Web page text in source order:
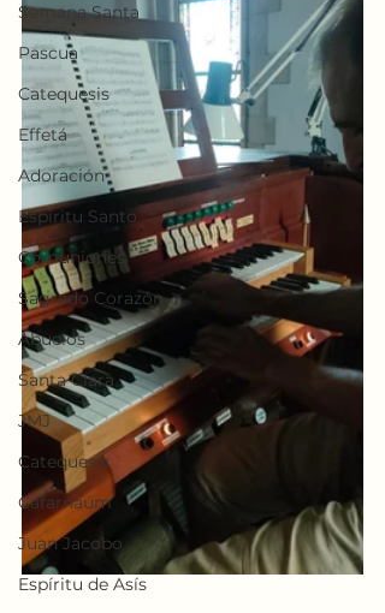
Semana Santa
Pascua
Catequesis
Effetá
Adoración
Espíritu Santo
Comuniones
Sagrado Corazón
Abuelos
Santa Clara
JMJ
Catequesis
Cafarnaúm
Juan Jacobo
Espíritu de Asís